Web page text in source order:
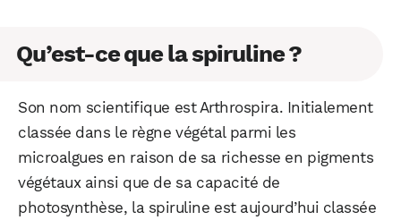
Qu’est-ce que la spiruline ?
Son nom scientifique est Arthrospira. Initialement
classée dans le règne végétal parmi les
microalgues en raison de sa richesse en pigments
végétaux ainsi que de sa capacité de
photosynthèse, la spiruline est aujourd’hui classée